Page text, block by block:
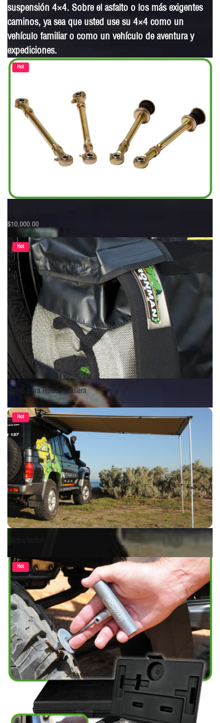
suspensión 4×4. Sobre el asfalto o los más exigentes
caminos, ya sea que usted use su 4×4 como un
vehículo familiar o como un vehículo de aventura y
expediciones.
Hot
$10,000.00
Hot
Bolso para Rueda Trasera
Hot
Carpa techo
Hot